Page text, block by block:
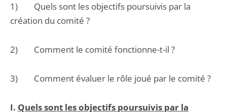
1) Quels sont les objectifs poursuivis par la
création du comité ?
2) Comment le comité fonctionne-t-il ?
3) Comment évaluer le rôle joué par le comité ?
I. Quels sont les objectifs poursuivis par la